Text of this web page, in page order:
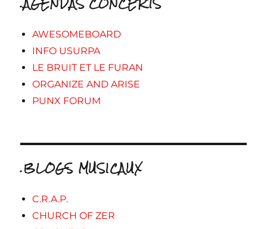
AWESOMEBOARD
INFO USURPA
LE BRUIT ET LE FURAN
ORGANIZE AND ARISE
PUNX FORUM
.BLOGS MUSICAUX
C.R.A.P.
CHURCH OF ZER